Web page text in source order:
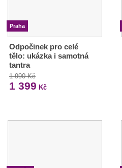
Praha
Odpočinek pro celé
tělo: ukázka i samotná
tantra
1 990 Kč
1 399 Kč